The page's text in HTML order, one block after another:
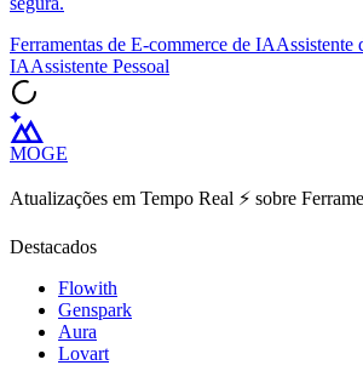
Ferramentas de E-commerce de IAAssistente
IAAssistente Pessoal
MOGE
Atualizações em Tempo Real ⚡️ sobre
Destacados
Flowith
Genspark
Aura
Lovart